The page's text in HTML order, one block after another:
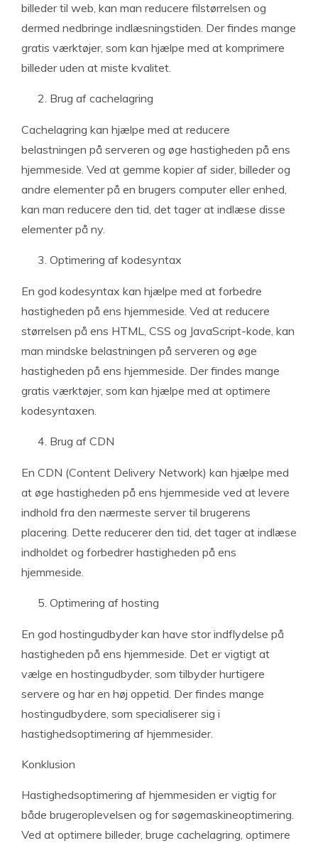
billeder til web, kan man reducere filstørrelsen og
dermed nedbringe indlæsningstiden. Der findes mange
gratis værktøjer, som kan hjælpe med at komprimere
billeder uden at miste kvalitet.
Brug af cachelagring
Cachelagring kan hjælpe med at reducere
belastningen på serveren og øge hastigheden på ens
hjemmeside. Ved at gemme kopier af sider, billeder og
andre elementer på en brugers computer eller enhed,
kan man reducere den tid, det tager at indlæse disse
elementer på ny.
Optimering af kodesyntax
En god kodesyntax kan hjælpe med at forbedre
hastigheden på ens hjemmeside. Ved at reducere
størrelsen på ens HTML, CSS og JavaScript-kode, kan
man mindske belastningen på serveren og øge
hastigheden på ens hjemmeside. Der findes mange
gratis værktøjer, som kan hjælpe med at optimere
kodesyntaxen.
Brug af CDN
En CDN (Content Delivery Network) kan hjælpe med
at øge hastigheden på ens hjemmeside ved at levere
indhold fra den nærmeste server til brugerens
placering. Dette reducerer den tid, det tager at indlæse
indholdet og forbedrer hastigheden på ens
hjemmeside.
Optimering af hosting
En god hostingudbyder kan have stor indflydelse på
hastigheden på ens hjemmeside. Det er vigtigt at
vælge en hostingudbyder, som tilbyder hurtigere
servere og har en høj oppetid. Der findes mange
hostingudbydere, som specialiserer sig i
hastighedsoptimering af hjemmesider.
Konklusion
Hastighedsoptimering af hjemmesiden er vigtig for
både brugeroplevelsen og for søgemaskineoptimering.
Ved at optimere billeder, bruge cachelagring, optimere